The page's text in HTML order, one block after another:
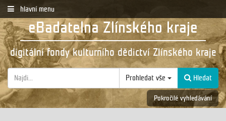
hlavní menu
eBadatelna Zlínského kraje
digitální fondy kulturního dědictví Zlínského kraje
Prohledat vše Hledat
Pokročilé vyhledávání